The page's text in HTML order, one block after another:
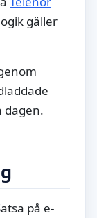
gäller
dagen.
på e-